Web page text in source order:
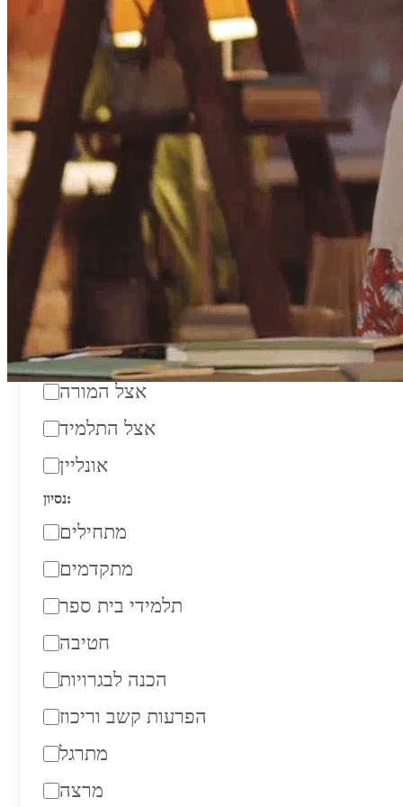
טווח מחירים לשעה:
₪200
מורה פרטי
מקום מפגש:
אצל המורה
אצל התלמיד
אונליין
נסיון:
מתחילים
מתקדמים
תלמידי בית ספר
חטיבה
הכנה לבגרויות
הפרעות קשב וריכוז
מתרגל
מרצה